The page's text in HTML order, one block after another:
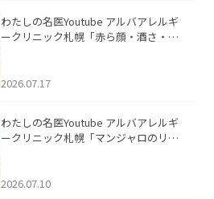
わたしの名医Youtube アルバアレルギ
ークリニック札幌「赤ら顔・酒さ・ニ
した。
2026.07.17
わたしの名医Youtube アルバアレルギ
ークリニック札幌「マンジャロのリア
た。
2026.07.10